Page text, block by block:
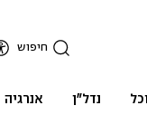
חיפוש
נדל"ן אנרגיה